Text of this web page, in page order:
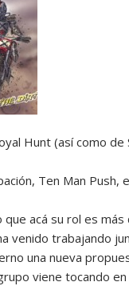
Hunt (así como de
Ten Man Push,
acá su rol es
venido trabajando
una nueva
viene tocando